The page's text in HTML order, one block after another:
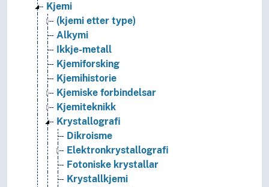
Kjemi
(kjemi etter type)
Alkymi
Ikkje-metall
Kjemiforsking
Kjemihistorie
Kjemiske forbindelsar
Kjemiteknikk
Krystallografi
Dikroisme
Elektronkrystallografi
Fotoniske krystallar
Krystallkjemi